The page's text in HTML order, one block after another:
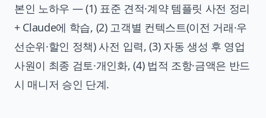
본인 노하우 — (1) 표준 견적·계약 템플릿 사전 정리
+ Claude에 학습, (2) 고객별 컨텍스트(이전 거래·우
선순위·할인 정책) 사전 입력, (3) 자동 생성 후 영업
사원이 최종 검토·개인화, (4) 법적 조항·금액은 반드
시 매니저 승인 단계.